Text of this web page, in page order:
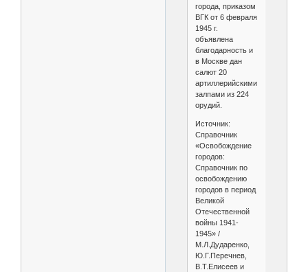
города, приказом
ВГК от 6 февраля
1945 г.
объявлена
благодарность и
в Москве дан
салют 20
артиллерийскими
залпами из 224
орудий.
Источник:
Справочник
«Освобождение
городов:
Справочник по
освобождению
городов в период
Великой
Отечественной
войны 1941-
1945» /
М.Л.Дударенко,
Ю.Г.Перечнев,
В.Т.Елисеев и